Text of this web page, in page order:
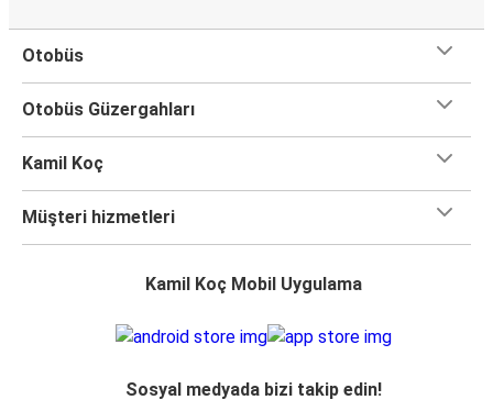
Otobüs
Otobüs Güzergahları
Kamil Koç
Müşteri hizmetleri
Kamil Koç Mobil Uygulama
Sosyal medyada bizi takip edin!